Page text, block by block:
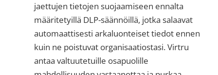
jaettujen tietojen suojaamiseen ennalta
määritetyillä DLP-säännöillä, jotka salaavat
automaattisesti arkaluonteiset tiedot ennen
kuin ne poistuvat organisaatiostasi. Virtru
antaa valtuutetuille osapuolille